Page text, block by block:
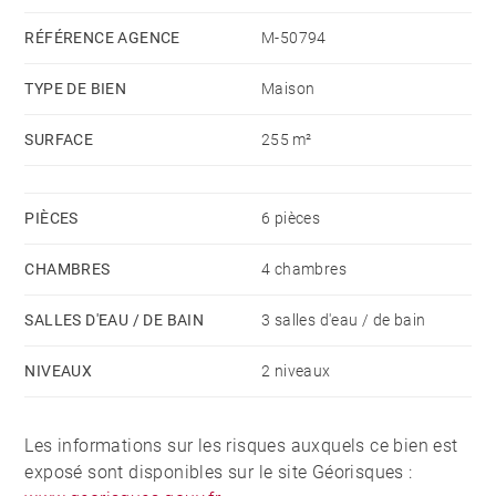
d'eau. La propriété comprend aussi un terrain clos de
buanderie, une cave et un atelier complètent cette
offre.
RÉFÉRENCE AGENCE M-50794
TYPE DE BIEN Maison
SURFACE 255 m²
PIÈCES 6 pièces
CHAMBRES 4 chambres
SALLES D'EAU / DE BAIN 3 salles d'eau / de bain
NIVEAUX 2 niveaux
Les informations sur les risques auxquels ce bien est
exposé sont disponibles sur le site Géorisques :